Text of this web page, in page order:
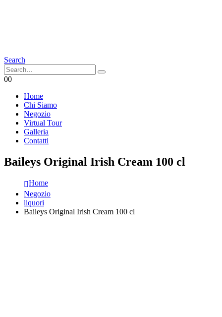
Search
00
Home
Chi Siamo
Negozio
Virtual Tour
Galleria
Contatti
Baileys Original Irish Cream 100 cl
Home
Negozio
liquori
Baileys Original Irish Cream 100 cl